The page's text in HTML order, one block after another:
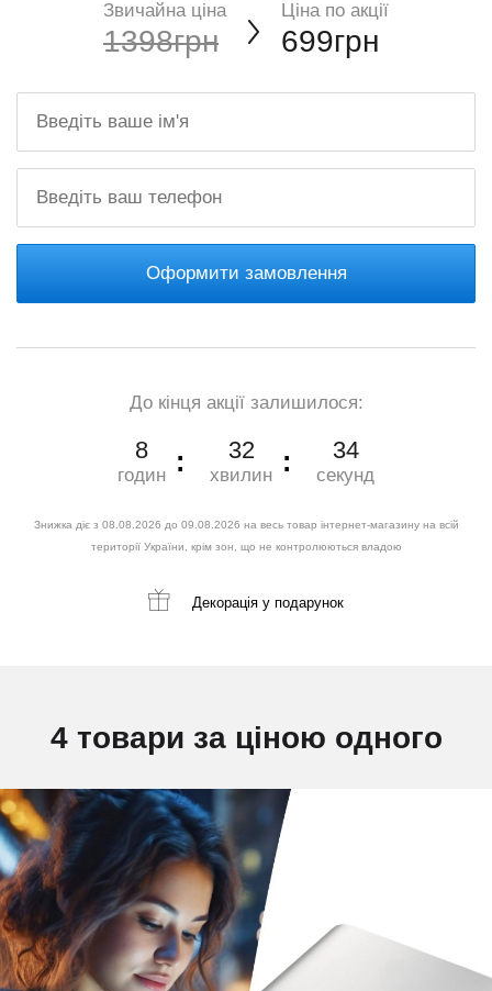
Звичайна ціна
1398грн
Ціна по акції
699грн
Оформити замовлення
До кінця акції залишилося:
8
годин
32
хвилин
33
секунд
Знижка діє з 08.08.2026 до 09.08.2026 на весь товар інтернет-магазину на всій
території України, крім зон, що не контролюються владою
Декорація у подарунок
4 товари за ціною одного